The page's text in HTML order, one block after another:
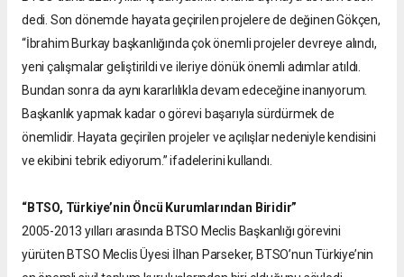
dedi. Son dönemde hayata geçirilen projelere de değinen Gökçen,
“İbrahim Burkay başkanlığında çok önemli projeler devreye alındı,
yeni çalışmalar geliştirildi ve ileriye dönük önemli adımlar atıldı.
Bundan sonra da aynı kararlılıkla devam edeceğine inanıyorum.
Başkanlık yapmak kadar o görevi başarıyla sürdürmek de
önemlidir. Hayata geçirilen projeler ve açılışlar nedeniyle kendisini
ve ekibini tebrik ediyorum.” ifadelerini kullandı.
“BTSO, Türkiye’nin Öncü Kurumlarından Biridir”
2005-2013 yılları arasında BTSO Meclis Başkanlığı görevini
yürüten BTSO Meclis Üyesi İlhan Parseker, BTSO’nun Türkiye’nin